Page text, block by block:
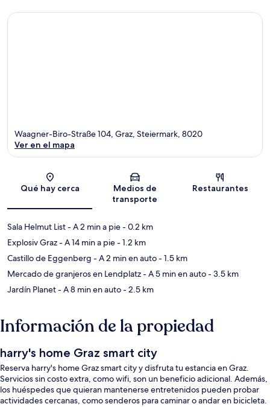
Sección del mapa
Waagner-Biro-Straße 104, Graz, Steiermark, 8020
Ver en el mapa
Qué hay cerca
Medios de
transporte
Restaurantes
Sala Helmut List- A 2 min a pie- 0.2 km
Explosiv Graz- A 14 min a pie- 1.2 km
Castillo de Eggenberg - A 2 min en auto- 1.5 km
Mercado de granjeros en Lendplatz- A 5 min en auto- 3.5 km
Jardín Planet- A 8 min en auto- 2.5 km
Información de la propiedad
harry's home Graz smart city
Reserva harry's home Graz smart city y disfruta tu estancia en Graz.
Servicios sin costo extra, como wifi, son un beneficio adicional. Además,
los huéspedes que quieran mantenerse entretenidos pueden probar
actividades cercanas, como senderos para caminar o andar en bicicleta.